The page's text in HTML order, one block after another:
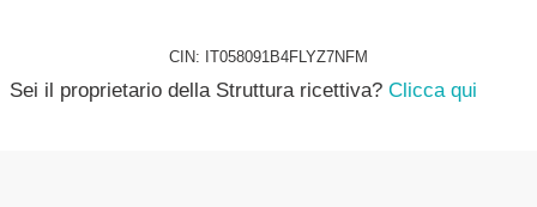
CIN: IT058091B4FLYZ7NFM
Sei il proprietario della Struttura ricettiva? Clicca qui